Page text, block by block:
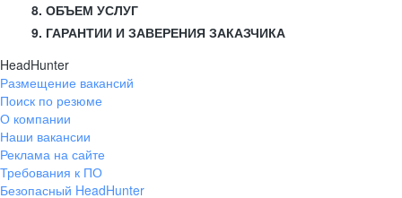
8. ОБЪЕМ УСЛУГ
9. ГАРАНТИИ И ЗАВЕРЕНИЯ ЗАКАЗЧИКА
HeadHunter
Размещение вакансий
Поиск по резюме
О компании
Наши вакансии
Реклама на сайте
Требования к ПО
Безопасный HeadHunter